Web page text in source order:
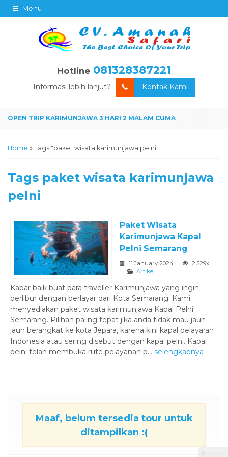
Menu
Hotline 081328387221
Informasi lebih lanjut? Kontak Kami
Home » Tags "paket wisata karimunjawa pelni"
Tags paket wisata karimunjawa
pelni
Paket Wisata
Karimunjawa Kapal
Pelni Semarang
11 January 2024
2.529x
Artikel
Kabar baik buat para traveller Karimunjawa yang ingin
berlibur dengan berlayar dari Kota Semarang. Kami
menyediakan paket wisata karimunjawa Kapal Pelni
Semarang. Pilihan paling tepat jika anda tidak mau jauh
jauh berangkat ke kota Jepara, karena kini kapal pelayaran
Indonesia atau sering disebut dengan kapal pelni. Kapal
pelni telah membuka rute pelayanan p... selengkapnya
Maaf, belum tersedia tour untuk
ditampilkan :(